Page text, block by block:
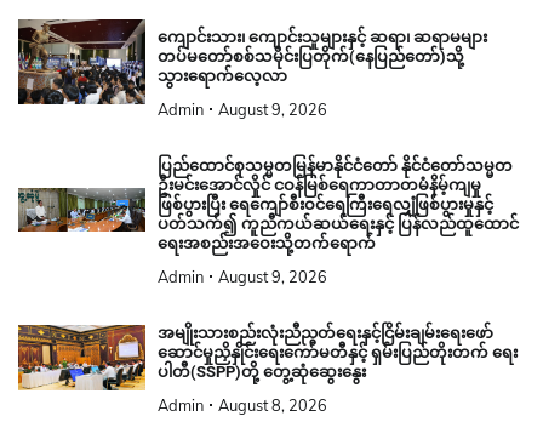
ကျောင်းသား၊ ကျောင်းသူများနှင့် ဆရာ၊ ဆရာမများ
တပ်မတော်စစ်သမိုင်းပြတိုက်(နေပြည်တော်)သို့
သွားရောက်လေ့လာ
Admin August 9, 2026
ပြည်ထောင်စုသမ္မတမြန်မာနိုင်ငံတော် နိုင်ငံတော်သမ္မတ
ဦးမင်းအောင်လှိုင် ငဝန်မြစ်ရေကာတာတမံနိမ့်ကျမှု
ဖြစ်ပွားပြီး ရေကျော်စီးဝင်ရေကြီးရေလျှံဖြစ်ပွားမှုနှင့်
ပတ်သက်၍ ကူညီကယ်ဆယ်ရေးနှင့် ပြန်လည်ထူထောင်
ရေးအစည်းအဝေးသို့တက်ရောက်
Admin August 9, 2026
အမျိုးသားစည်းလုံးညီညွတ်ရေးနှင့်ငြိမ်းချမ်းရေးဖော်
ဆောင်မှုညှိနှိုင်းရေးကော်မတီနှင့် ရှမ်းပြည်တိုးတက် ရေး
ပါတီ(SSPP)တို့ တွေ့ဆုံဆွေးနွေး
Admin August 8, 2026